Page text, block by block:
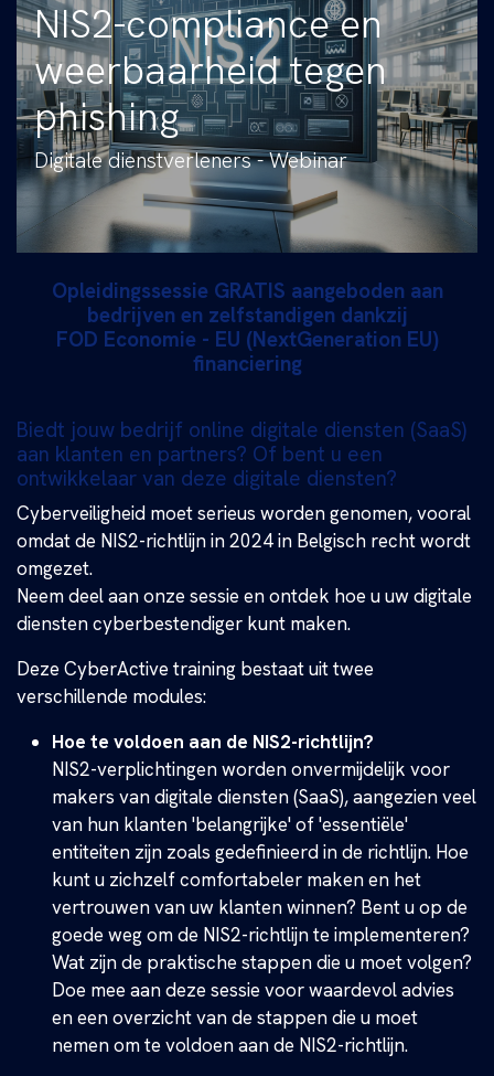
NIS2-compliance en
weerbaarheid tegen
phishing
Digitale dienstverleners - Webinar
Opleidingssessie GRATIS aangeboden aan
bedrijven en zelfstandigen dankzij
FOD Economie - EU (NextGeneration EU)
financiering
Biedt jouw bedrijf online digitale diensten (SaaS)
aan klanten en partners? Of bent u een
ontwikkelaar van deze digitale diensten?
Cyberveiligheid moet serieus worden genomen, vooral
omdat de NIS2-richtlijn in 2024 in Belgisch recht wordt
omgezet.
Neem deel aan onze sessie en ontdek hoe u uw digitale
diensten cyberbestendiger kunt maken.
Deze CyberActive training bestaat uit twee
verschillende modules:
Hoe te voldoen aan de NIS2-richtlijn?
NIS2-verplichtingen worden onvermijdelijk voor
makers van digitale diensten (SaaS), aangezien veel
van hun klanten 'belangrijke' of 'essentiële'
entiteiten zijn zoals gedefinieerd in de richtlijn. Hoe
kunt u zichzelf comfortabeler maken en het
vertrouwen van uw klanten winnen? Bent u op de
goede weg om de NIS2-richtlijn te implementeren?
Wat zijn de praktische stappen die u moet volgen?
Doe mee aan deze sessie voor waardevol advies
en een overzicht van de stappen die u moet
nemen om te voldoen aan de NIS2-richtlijn.